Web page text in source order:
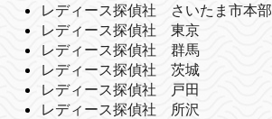
レディース探偵社 さいたま市本部
レディース探偵社 東京
レディース探偵社 群馬
レディース探偵社 茨城
レディース探偵社 戸田
レディース探偵社 所沢